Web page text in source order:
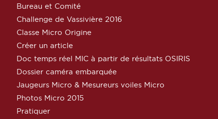
Bureau et Comité
Challenge de Vassivière 2016
Classe Micro Origine
Créer un article
Doc temps réel MIC à partir de résultats OSIRIS
Dossier caméra embarquée
Jaugeurs Micro & Mesureurs voiles Micro
Photos Micro 2015
Pratiquer